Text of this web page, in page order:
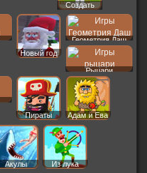
Создать
Пер
Новый год
Геометрия Даш
Рыцари
Пираты
Адам и Ева
Акулы Из лука